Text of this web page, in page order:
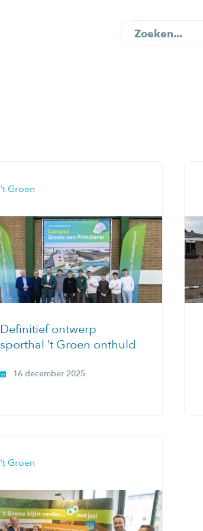
't Groen
Definitief ontwerp
sporthal ’t Groen onthuld
16 december 2025
't Groen